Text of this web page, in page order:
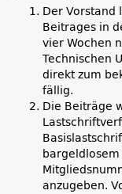
Der Vorstand
Beitrages in
vier Wochen
Technischen
direkt zum
fällig.
Die Beiträge
anzugeben.